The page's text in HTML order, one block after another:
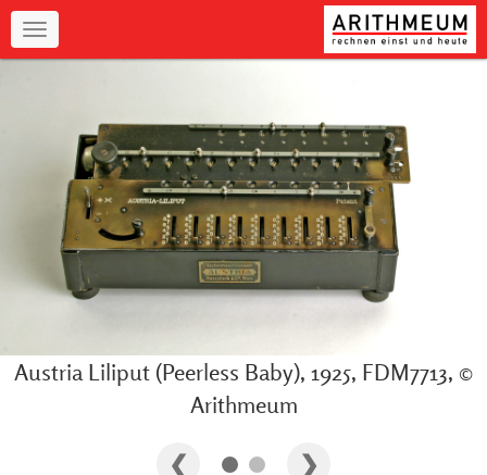
Navigation
Austria Liliput (Peerless Baby), 1925, FDM7713, ©
Arithmeum